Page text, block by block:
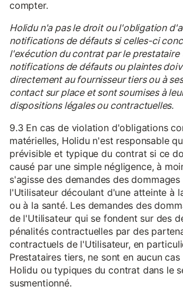
compter.
Holidu n'a pas le droit ou l'obligation
notifications de défauts si celles-ci
l'exécution du contrat par le prestataire
notifications de défauts ou plaintes
directement au fournisseur tiers ou à
contact sur place et sont soumises à
dispositions légales ou contractuelles.
9.3 En cas de violation d'obligations
matérielles, Holidu n'est responsable
prévisible et typique du contrat si ce
causé par une simple négligence, à
s'agisse des demandes des
l'Utilisateur découlant d'une atteinte à
ou à la santé. Les demandes des
de l'Utilisateur qui se fondent sur des
pénalités contractuelles par des
contractuels de l'Utilisateur, en
Prestataires tiers, ne sont en aucun
Holidu ou typiques du contrat dans le
susmentionné.